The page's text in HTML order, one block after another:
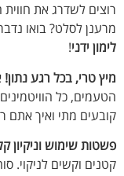
לשדרג את חווית
לסלט? בואו נדבר
ידני!
טרי, בכל רגע נתון!אין
כל הוויטמינים,
מתי ואיך אתם
שימוש וניקיון קל!
וקשים לניקוי. סוחט